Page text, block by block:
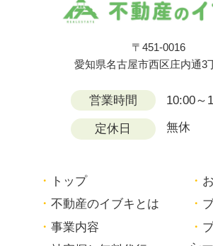
〒451-0016
愛知県名古屋市西区庄内通3
営業時間 10:00～
定休日 無休
トップ
不動産のイブキとは
事業内容